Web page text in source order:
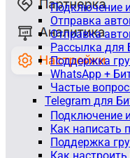
Подключение
Отправка
Отправка
Рассылка для
Поддержка
WhatsApp +
Частые
Telegram для
Подключение
Как написать
Поддержка